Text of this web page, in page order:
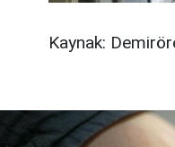
Kaynak: